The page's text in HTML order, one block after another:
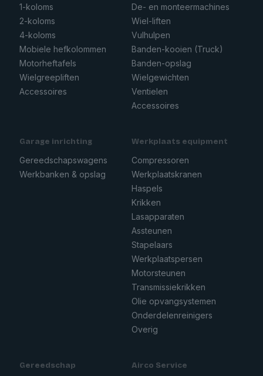
1-koloms
2-koloms
4-koloms
Mobiele hefkolommen
Motorheftafels
Wielgreepliften
Accessoires
De- en monteermachines
Wiel-liften
Vulhulpen
Banden-kooien (Truck)
Banden-opslag
Wielgewichten
Ventielen
Accessoires
Garage inrichting
Gereedschapswagens
Werkbanken & opslag
Werkplaats equipment
Compressoren
Werkplaatskranen
Haspels
Krikken
Lasapparaten
Assteunen
Stapelaars
Werkplaatspersen
Motorsteunen
Transmissiekrikken
Olie opvangsystemen
Onderdelenreinigers
Overig
Gereedschap Airco Service